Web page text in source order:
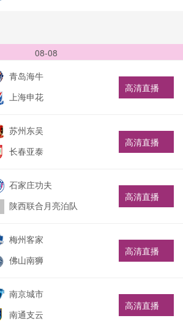
08-08
青岛海牛
上海申花
高清直播
苏州东吴
长春亚泰
高清直播
石家庄功夫
陕西联合月亮泊队
高清直播
梅州客家
佛山南狮
高清直播
南京城市
南通支云
高清直播